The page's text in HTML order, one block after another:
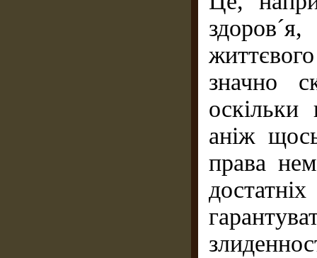
значно
аніж
права